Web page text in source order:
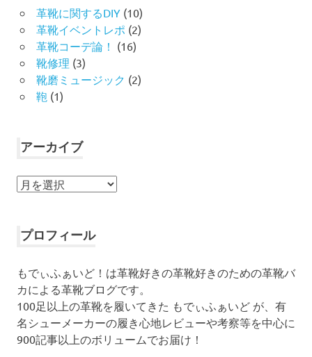
革靴に関するDIY(10)
革靴イベントレポ (2)
革靴コーデ論！ (16)
靴修理 (3)
靴磨ミュージック (2)
鞄 (1)
アーカイブ
ア
イ
プロフィール
もでぃふぁいど！は革靴好きの革靴好きのための革靴バ
カによる革靴ブログです。
100足以上の革靴を履いてきた もでぃふぁいど が、有
名シューメーカーの履き心地レビューや考察等を中心に
900記事以上のボリュームでお届け！